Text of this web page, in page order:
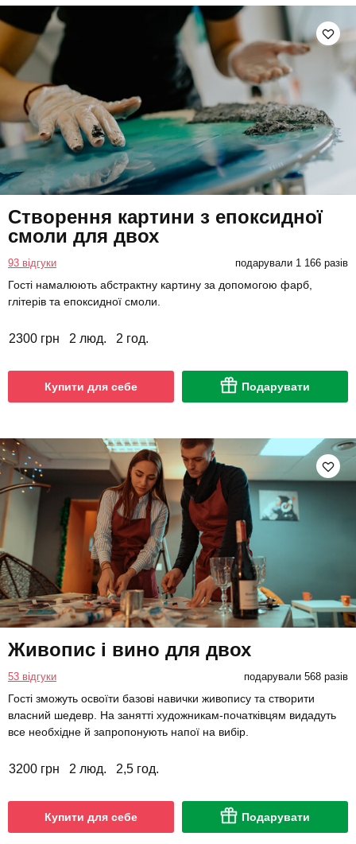
Створення картини з епоксидної
смоли для двох
93 відгуки подарували 1 166 разів
Гості намалюють абстрактну картину за допомогою фарб,
глітерів та епоксидної смоли.
2300 грн 2 люд. 2 год.
Купити для себе Подарувати
Живопис і вино для двох
53 відгуки подарували 568 разів
Гості зможуть освоїти базові навички живопису та створити
власний шедевр. На занятті художникам-початківцям видадуть
все необхідне й запропонують напої на вибір.
3200 грн 2 люд. 2,5 год.
Купити для себе Подарувати